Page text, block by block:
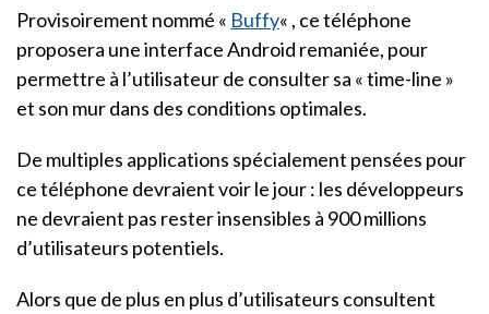
Provisoirement nommé « Buffy« , ce téléphone
proposera une interface Android remaniée, pour
permettre à l’utilisateur de consulter sa « time-line »
et son mur dans des conditions optimales.
De multiples applications spécialement pensées pour
ce téléphone devraient voir le jour : les développeurs
ne devraient pas rester insensibles à 900 millions
d’utilisateurs potentiels.
Alors que de plus en plus d’utilisateurs consultent